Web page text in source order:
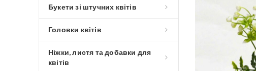
Букети зі штучних квітів
Головки квітів
Ніжки, листя та добавки для
квітів